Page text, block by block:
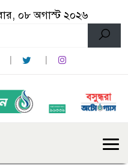
০৮ অগাস্ট ২০২৬